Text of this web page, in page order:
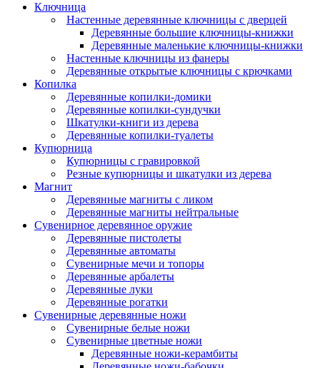
Ключница
Настенные деревянные ключницы с дверцей
Деревянные большие ключницы-книжки
Деревянные маленькие ключницы-книжки
Настенные ключницы из фанеры
Деревянные открытые ключницы с крючками
Копилка
Деревянные копилки-домики
Деревянные копилки-сундучки
Шкатулки-книги из дерева
Деревянные копилки-туалеты
Купюрница
Купюрницы с гравировкой
Резные купюрницы и шкатулки из дерева
Магнит
Деревянные магниты с ликом
Деревянные магниты нейтральные
Сувенирное деревянное оружие
Деревянные пистолеты
Деревянные автоматы
Сувенирные мечи и топоры
Деревянные арбалеты
Деревянные луки
Деревянные рогатки
Сувенирные деревянные ножи
Сувенирные белые ножи
Сувенирные цветные ножи
Деревянные ножи-керамбиты